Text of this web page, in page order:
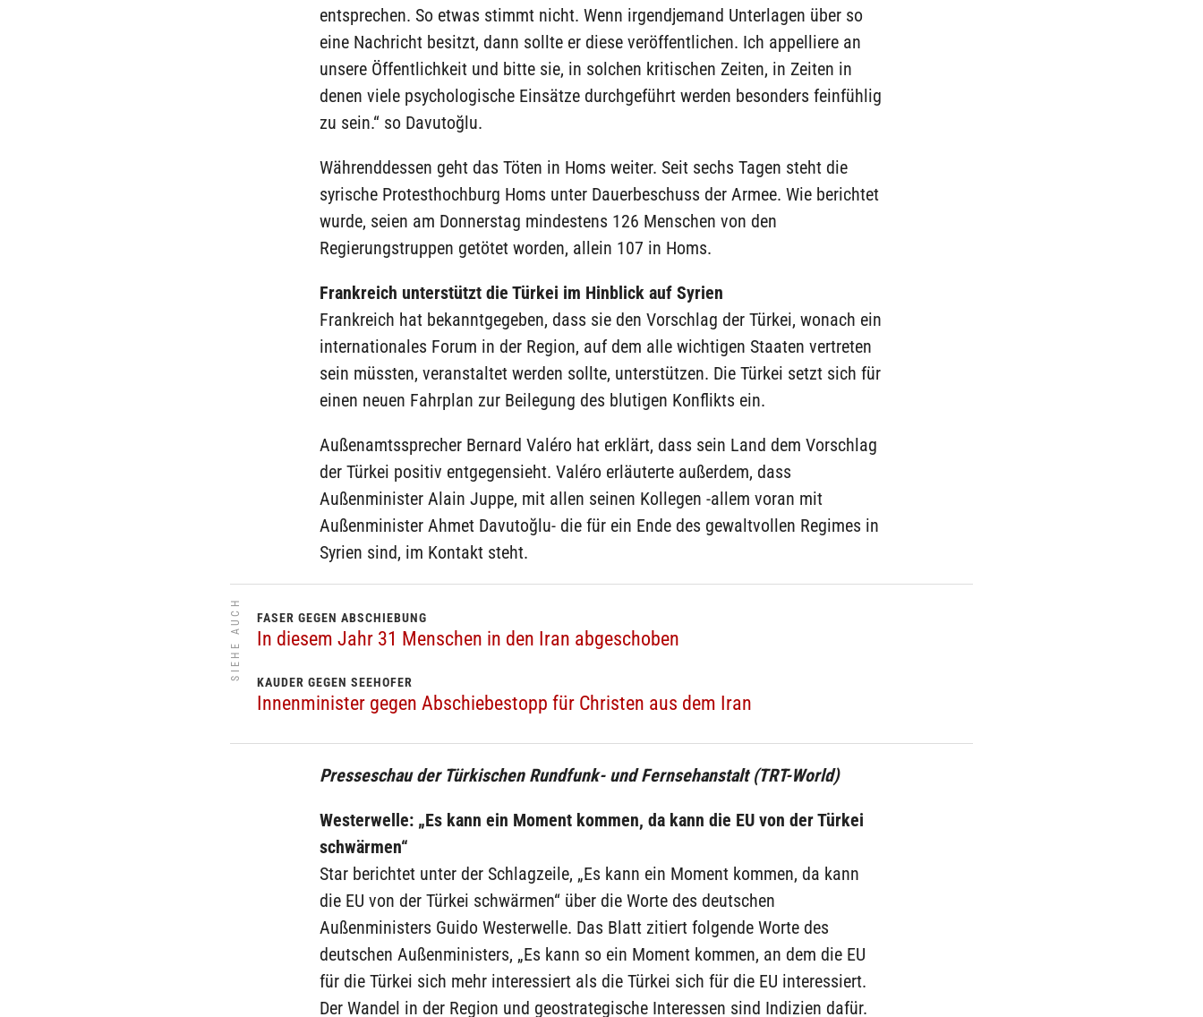
entsprechen. So etwas stimmt nicht. Wenn irgendjemand Unterlagen über so
eine Nachricht besitzt, dann sollte er diese veröffentlichen. Ich appelliere an
unsere Öffentlichkeit und bitte sie, in solchen kritischen Zeiten, in Zeiten in
denen viele psychologische Einsätze durchgeführt werden besonders feinfühlig
zu sein.“ so Davutoğlu.
Währenddessen geht das Töten in Homs weiter. Seit sechs Tagen steht die
syrische Protesthochburg Homs unter Dauerbeschuss der Armee. Wie berichtet
wurde, seien am Donnerstag mindestens 126 Menschen von den
Regierungstruppen getötet worden, allein 107 in Homs.
Frankreich unterstützt die Türkei im Hinblick auf Syrien
Frankreich hat bekanntgegeben, dass sie den Vorschlag der Türkei, wonach ein
internationales Forum in der Region, auf dem alle wichtigen Staaten vertreten
sein müssten, veranstaltet werden sollte, unterstützen. Die Türkei setzt sich für
einen neuen Fahrplan zur Beilegung des blutigen Konflikts ein.
Außenamtssprecher Bernard Valéro hat erklärt, dass sein Land dem Vorschlag
der Türkei positiv entgegensieht. Valéro erläuterte außerdem, dass
Außenminister Alain Juppe, mit allen seinen Kollegen -allem voran mit
Außenminister Ahmet Davutoğlu- die für ein Ende des gewaltvollen Regimes in
Syrien sind, im Kontakt steht.
SIEHE AUCH FASER GEGEN ABSCHIEBUNG
In diesem Jahr 31 Menschen in den Iran abgeschoben
KAUDER GEGEN SEEHOFER
Innenminister gegen Abschiebestopp für Christen aus dem Iran
Presseschau der Türkischen Rundfunk- und Fernsehanstalt (TRT-World)
Westerwelle: „Es kann ein Moment kommen, da kann die EU von der Türkei
schwärmen“
Star berichtet unter der Schlagzeile, „Es kann ein Moment kommen, da kann
die EU von der Türkei schwärmen“ über die Worte des deutschen
Außenministers Guido Westerwelle. Das Blatt zitiert folgende Worte des
deutschen Außenministers, „Es kann so ein Moment kommen, an dem die EU
für die Türkei sich mehr interessiert als die Türkei sich für die EU interessiert.
Der Wandel in der Region und geostrategische Interessen sind Indizien dafür.